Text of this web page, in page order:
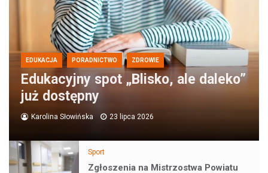
EDUKACJA PORADNICTWO ZDROWIE
Edukacyjny spot „Blisko, ale daleko”
już dostępny
Karolina Słowińska 23 lipca 2026
Sport
Zgłoszenia na Mistrzostwa Powiatu